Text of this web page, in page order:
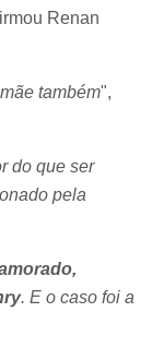
Renan
também",
do que ser
pela
. E o caso foi a